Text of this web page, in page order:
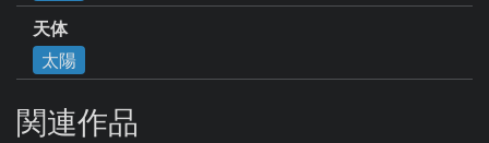
天体
太陽
関連作品